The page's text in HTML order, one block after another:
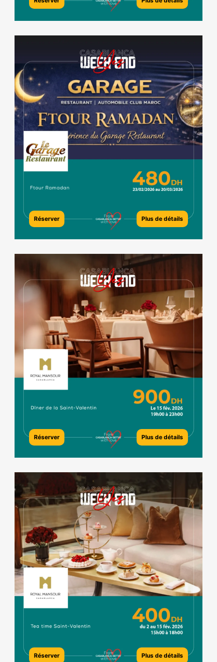
Réserver Plus de détails
Réserver Plus de détails
Réserver Plus de détails